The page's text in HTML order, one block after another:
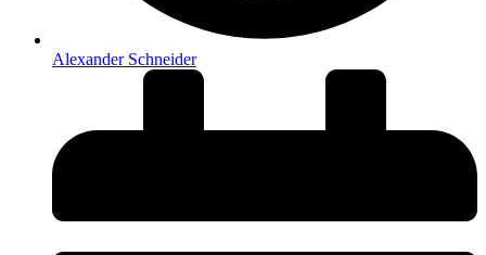
Alexander Schneider